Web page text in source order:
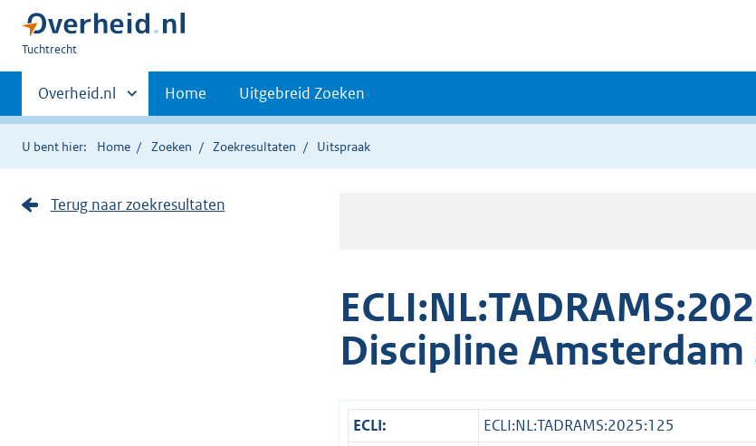
U
hier:
Tuchtrecht
Primaire
navigatie
Andere
sites
binnen
Overheid.nl Home Uitgebreid Zoeken
U bent hier: Home Zoeken Zoekresultaten Uitspraak
Discipline
ECLI:
ECLI:NL:TADRAMS:2025:125
Terug naar zoekresultaten